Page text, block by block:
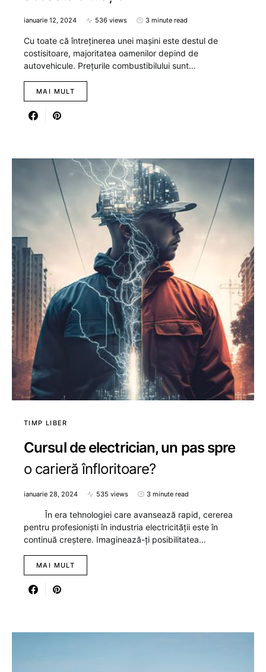
ianuarie 12, 2024 536 views 3 minute read
Cu toate că întreținerea unei mașini este destul de
costisitoare, majoritatea oamenilor depind de
autovehicule. Prețurile combustibilului sunt…
MAI MULT
TIMP LIBER
Cursul de electrician, un pas spre
o carieră înfloritoare?
ianuarie 28, 2024 535 views 3 minute read
În era tehnologiei care avansează rapid, cererea
pentru profesioniști în industria electricității este în
continuă creștere. Imaginează-ți posibilitatea…
MAI MULT